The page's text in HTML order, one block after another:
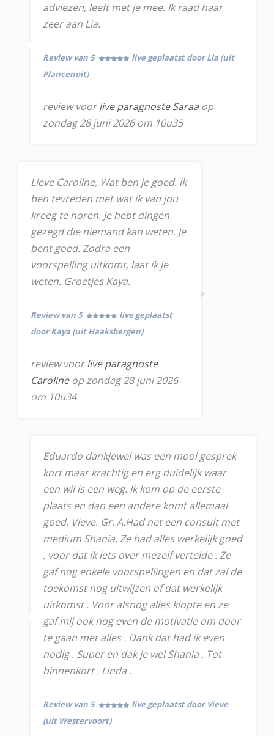
adviezen, leeft met je mee. Ik raad haar
zeer aan Lia.
Review van 5
live geplaatst door Lia (uit
Plancenoit)
review voorlive paragnoste Saraa op
zondag 28 juni 2026 om 10u35
Lieve Caroline, Wat ben je goed. ik
ben tevreden met wat ik van jou
kreeg te horen. Je hebt dingen
gezegd die niemand kan weten. Je
bent goed. Zodra een
voorspelling uitkomt, laat ik je
weten. Groetjes Kaya.
Review van 5
live geplaatst
door Kaya (uit Haaksbergen)
review voorlive paragnoste
Carolineop zondag 28 juni 2026
om 10u34
Eduardo dankjewel was een mooi gesprek
kort maar krachtig en erg duidelijk waar
een wil is een weg. Ik kom op de eerste
plaats en dan een andere komt allemaal
goed. Vieve. Gr. A.Had net een consult met
medium Shania. Ze had alles werkelijk goed
, voor dat ik iets over mezelf vertelde . Ze
gaf nog enkele voorspellingen en dat zal de
toekomst nog uitwijzen of dat werkelijk
uitkomst . Voor alsnog alles klopte en ze
gaf mij ook nog even de motivatie om door
te gaan met alles . Dank dat had ik even
nodig . Super en dak je wel Shania . Tot
binnenkort . Linda .
Review van 5
live geplaatst door Vieve
(uit Westervoort)